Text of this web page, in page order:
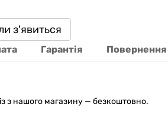
з'явиться
Гарантія Повернення
з нашого магазину — безкоштовно.